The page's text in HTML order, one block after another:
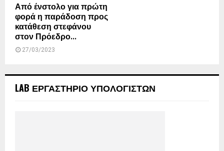
Από ένστολο για πρώτη
φορά η παράδοση προς
κατάθεση στεφάνου
στον Πρόεδρο...
27/03/2023
LAB ΕΡΓΑΣΤΗΡΙΟ ΥΠΟΛΟΓΙΣΤΩΝ